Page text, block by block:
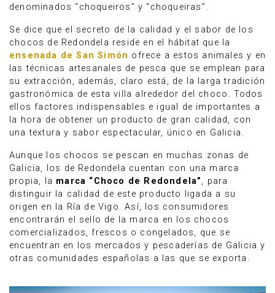
denominados “choqueiros” y “choqueiras”.
Se dice que el secreto de la calidad y el sabor de los
chocos de Redondela reside en el hábitat que la
ensenada de San Simón ofrece a estos animales y en
las técnicas artesanales de pesca que se emplean para
su extracción, además, claro está, de la larga tradición
gastronómica de esta villa alrededor del choco. Todos
ellos factores indispensables e igual de importantes a
la hora de obtener un producto de gran calidad, con
una textura y sabor espectacular, único en Galicia.
Aunque los chocos se pescan en muchas zonas de
Galicia, los de Redondela cuentan con una marca
propia, la marca “Choco de Redondela”, para
distinguir la calidad de este producto ligada a su
origen en la Ría de Vigo. Así, los consumidores
encontrarán el sello de la marca en los chocos
comercializados, frescos o congelados, que se
encuentran en los mercados y pescaderías de Galicia y
otras comunidades españolas a las que se exporta.